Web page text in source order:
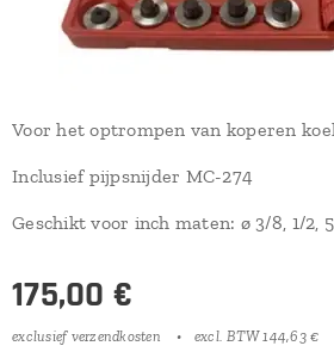
Voor het optrompen van koperen
Inclusief pijpsnijder MC-274
Geschikt voor inch maten: ø 3/8, 1/2,
175,00 €
exclusief verzendkosten excl. BTW 144,63 €